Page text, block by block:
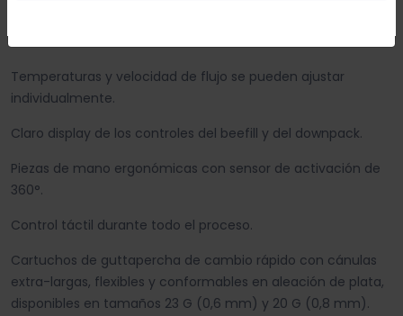
Temperaturas y velocidad de flujo se pueden ajustar
individualmente.
Claro display de los controles del beefill y del downpack.
Piezas de mano ergonómicas con sensor de activación de
360°.
Control táctil durante todo el proceso.
Cartuchos de guttapercha de cambio rápido con cánulas
extra-largas, flexibles y conformables en aleación de plata,
disponibles en tamaños 23 G (0,6 mm) y 20 G (0,8 mm).